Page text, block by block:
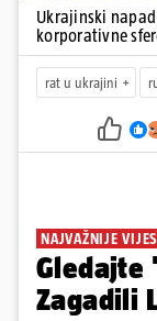
Ukrajinski
korporativne
rat u ukrajini
NAJVAŽNIJE
Gledajte
Zagadili